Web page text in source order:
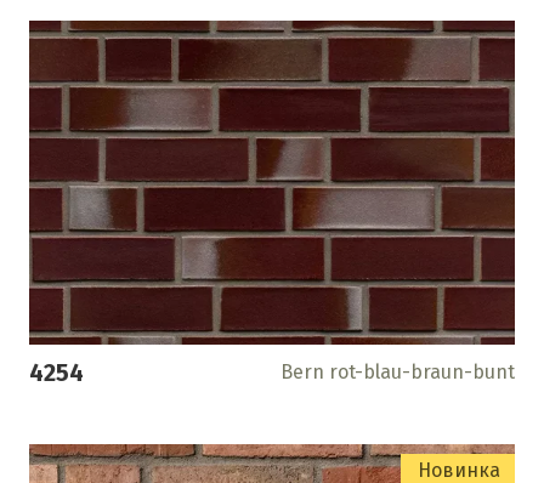
4254 Bern rot-blau-braun-bunt
Новинка